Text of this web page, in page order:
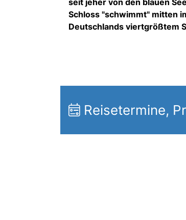
seit jeher von den blauen
Schloss "schwimmt" mitten
Deutschlands viertgrößtem
Reisetermine,